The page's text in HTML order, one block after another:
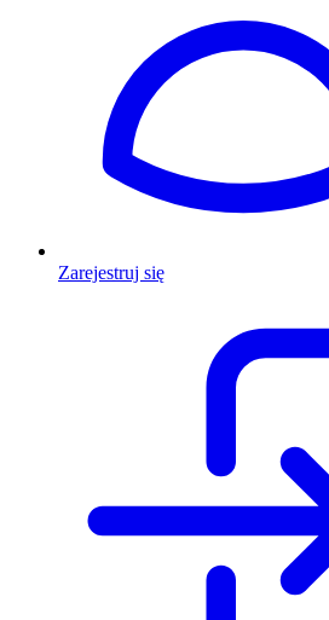
Zarejestruj się